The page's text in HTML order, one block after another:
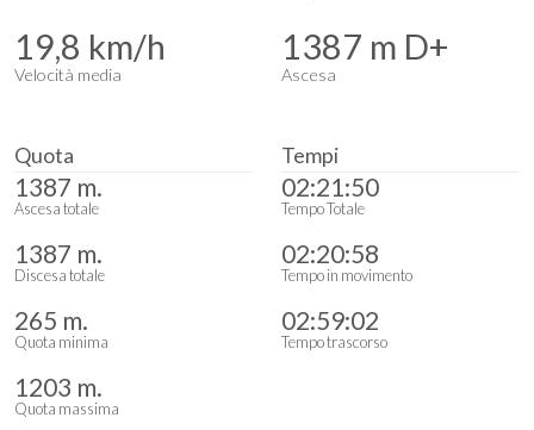
19,8 km/h
Velocità media
1387 m D+
Ascesa
Quota
1387 m.
Ascesa totale
1387 m.
Discesa totale
265 m.
Quota minima
1203 m.
Quota massima
Tempi
02:21:50
Tempo Totale
02:20:58
Tempo in movimento
02:59:02
Tempo trascorso